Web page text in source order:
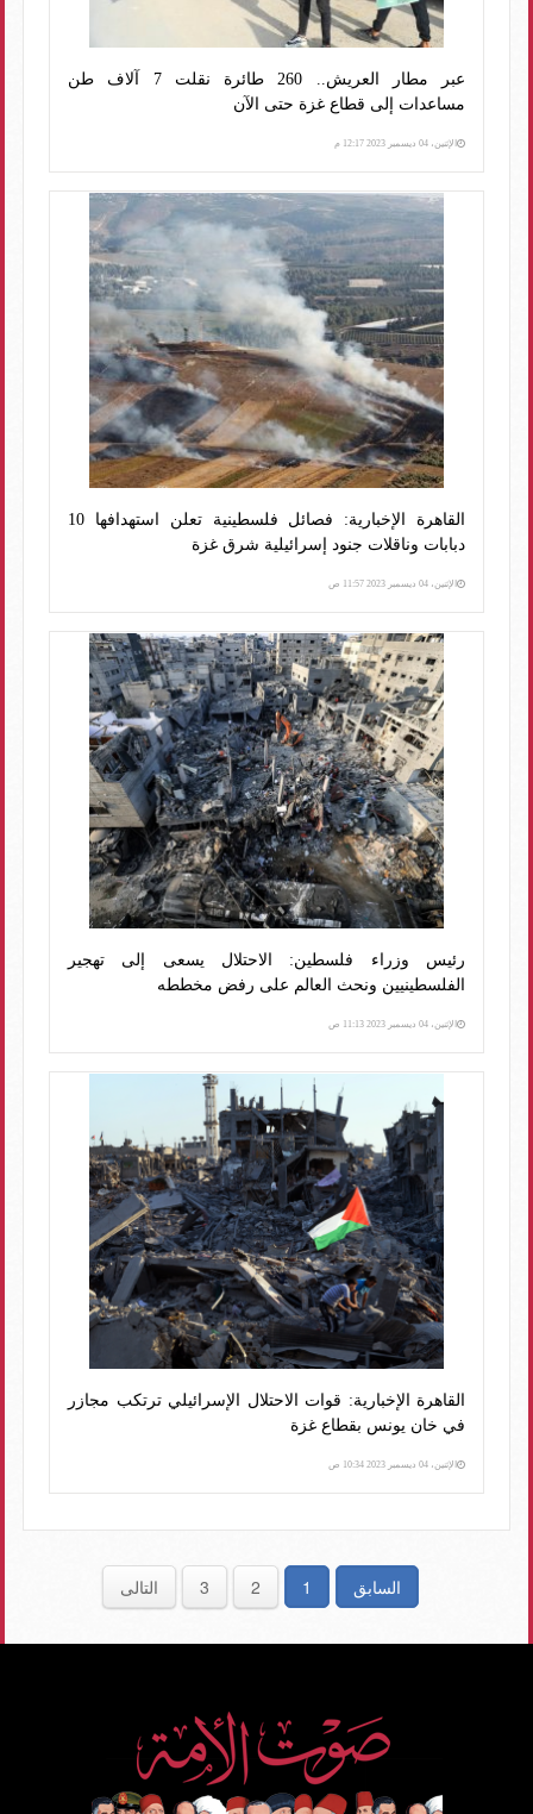
عبر مطار العريش.. 260 طائرة نقلت 7 آلاف طن
مساعدات إلى قطاع غزة حتى الآن
الإثنين، 04 ديسمبر 2023 12:17 م
القاهرة الإخبارية: فصائل فلسطينية تعلن استهدافها 10
دبابات وناقلات جنود إسرائيلية شرق غزة
الإثنين، 04 ديسمبر 2023 11:57 ص
رئيس وزراء فلسطين: الاحتلال يسعى إلى تهجير
الفلسطينيين ونحث العالم على رفض مخططه
الإثنين، 04 ديسمبر 2023 11:13 ص
القاهرة الإخبارية: قوات الاحتلال الإسرائيلي ترتكب مجازر
في خان يونس بقطاع غزة
الإثنين، 04 ديسمبر 2023 10:34 ص
السابق 1
2
3 التالى